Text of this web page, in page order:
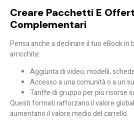
Creare Pacchetti E
Complementari
Pensa anche a declinare il tuo eBook in
arricchite:
Aggiunta di video, modelli,
Accesso a una comunità o a un
Tariffe di gruppo per più risorse
Questi formati rafforzano il valore
aumentano il valore medio del carrello.